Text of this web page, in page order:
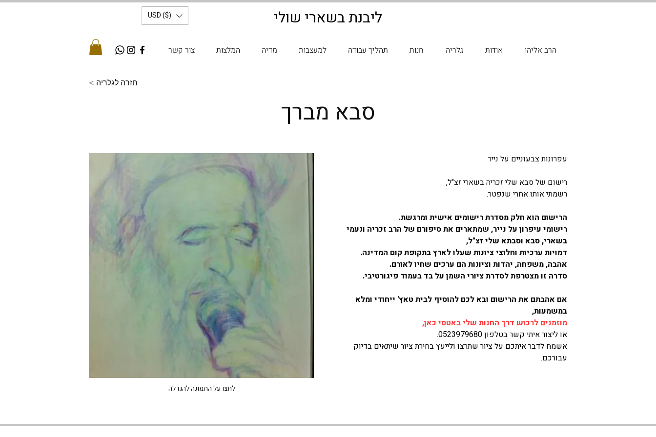
USD ($) ליבנת בשארי שולי
הרב אליהו אודות גלריה חנות תהליך עבודה למעצבות מדיה המלצות צור קשר
< חזרה לגלריה
סבא מברך
לחצו על התמונה להגדלה
עפרונות צבעוניים על נייר
רישום של סבא שלי זכריה בשארי זצ"ל,
רשמתי אותו אחרי שנפטר.
הרישום הוא חלק מסדרת רישומים אישית ומרגשת.
רישומי עיפרון על נייר, שמתארים את סיפורם של הרב זכריה ונעמי
בשארי, סבא וסבתא שלי זצ"ל,
דמויות ערכיות וחלוצי ציונות שעלו לארץ בתקופת קום המדינה.
אהבה, משפחה, יהדות וציונות הם ערכים שחיו לאורם.
סדרה זו מצטרפת לסדרת ציורי השמן על בד בעמוד פיגורטיבי.
אם אהבתם את הרישום ובא לכם להוסיף לבית טאץ' ייחודי ומלא
במשמעות,
מוזמנים לרכוש דרך החנות שלי באטסי כאן,
או ליצור איתי קשר בטלפון 0523979680.
אשמח לדבר איתכם על ציור שתרצו ולייעץ בחירת ציור שיתאים בדיוק
עבורכם.